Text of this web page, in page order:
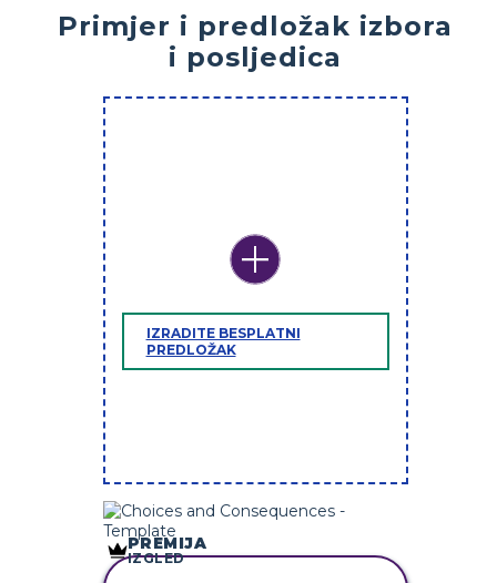
Primjer i predložak izbora
i posljedica
IZRADITE BESPLATNI
PREDLOŽAK
PREMIJA
IZGLED